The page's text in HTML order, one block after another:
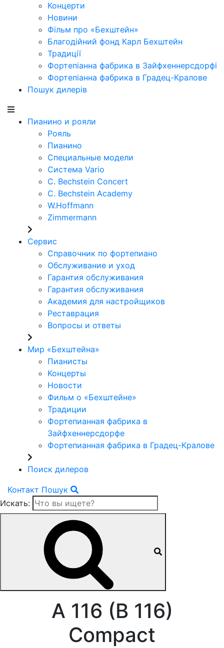
Концерти
Новини
Фільм про «Бехштейн»
Благодійний фонд Карл Бехштейн
Традиції
Фортепіанна фабрика в Зайфхеннерсдорфi
Фортепіанна фабрика в Градец-Кралове
Пошук дилерів
Пианино и рояли
Рояль
Пианино
Специальные модели
Система Vario
C. Bechstein Concert
C. Bechstein Academy
W.Hoffmann
Zimmermann
Сервис
Справочник по фортепиано
Обслуживание и уход
Гарантия обслуживания
Гарантия обслуживания
Академия для настройщиков
Реставрация
Вопросы и ответы
Мир «Бехштейна»
Пианисты
Концерты
Новости
Фильм о «Бехштейне»
Традиции
Фортепианная фабрика в
Зайфхеннерсдорфе
Фортепианная фабрика в Градец-Кралове
Поиск дилеров
Контакт Пошук
Искать:
A 116 (B 116)
Compact